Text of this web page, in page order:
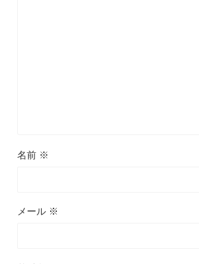
名前 ※
メール ※